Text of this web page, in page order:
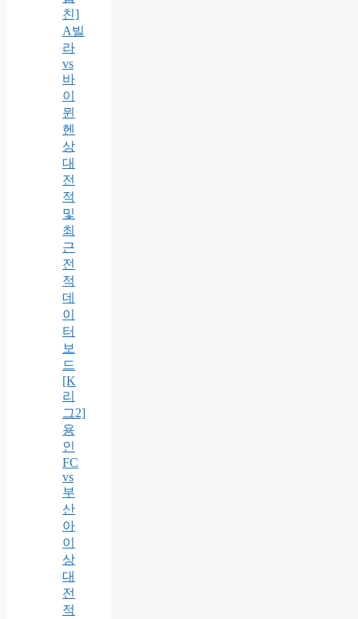
친]
A빌
라
vs
바
이
뮌
헨
상
대
전
적
및
최
근
전
적
데
이
터
보
드
[K
리
그2]
용
인
FC
vs
부
산
아
이
상
대
전
적